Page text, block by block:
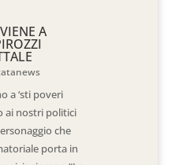
A
a ‘sti poveri
ai nostri politici
che
porta in